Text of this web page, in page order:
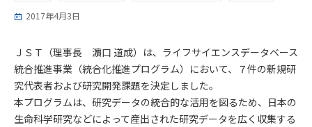
2017年4月3日
ＪＳＴ（理事長 濵口 道成）は、ライフサイエンスデータベース
統合推進事業（統合化推進プログラム）において、７件の新規研
究代表者および研究開発課題を決定しました。
本プログラムは、研究データの統合的な活用を図るため、日本の
生命科学研究などによって産出された研究データを広く収集する